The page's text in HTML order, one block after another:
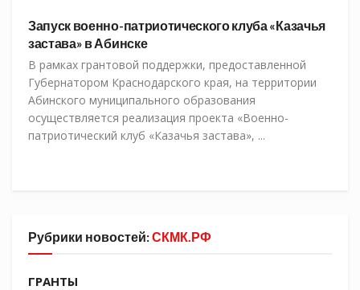
Запуск военно-патриотического клуба «Казачья
застава» в Абинске
В рамках грантовой поддержки, предоставленной
Губернатором Краснодарского края, на территории
Абинского муниципального образования
осуществляется реализация проекта «Военно-
патриотический клуб «Казачья застава», ...
Рубрики новостей:СКМК.РФ
ГРАНТЫ